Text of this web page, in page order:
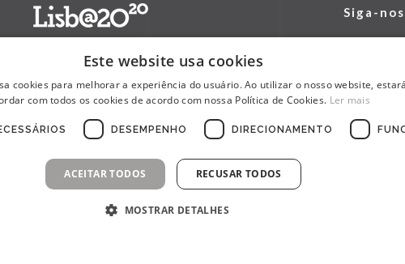
Siga-
Este website usa cookies
cookies para melhorar a experiência do usuário. Ao utilizar o nosso website,
com todos os cookies de acordo com nossa Política de Cookies. Ler mais
DESEMPENHO DIRECIONAMENTO
ACEITAR TODOS RECUSAR TODOS
MOSTRAR DETALHES